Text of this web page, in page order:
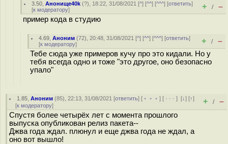
3.50 ,Анонище40k (?), 18:22, 31/08/2021 [^] [^^] [^^^] [ответить]
[к модератору] + / –
пример кода в студию
4.69 ,Аноним (72), 20:48, 31/08/2021 [^] [^^] [^^^] [ответить]
[к модератору] + / –
Тебе сюда уже примеров кучу про это кидали. Но у
тебя всегда одно и тоже "это другое, оно безопасно
упало"
1.85 ,Аноним (85), 22:13, 31/08/2021 [ответить] [ ﹢﹢﹢] [ · · ·][↓] [↑]
[к модератору] + / –
Спустя более четырёх лет с момента прошлого
выпуска опубликован релиз пакета--
Джва года ждал. плюнул и еще джва года не ждал, а
оно вот вышло!